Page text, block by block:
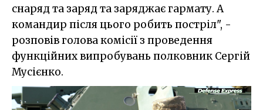
снаряд та заряд та заряджає гармату. А
командир після цього робить постріл", -
розповів голова комісії з проведення
функційних випробувань полковник Сергій
Мусієнко.